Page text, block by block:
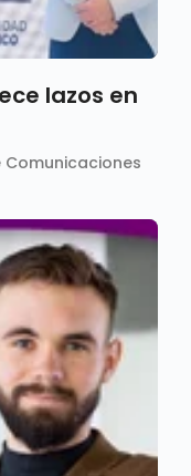
lazos en
Comunicaciones